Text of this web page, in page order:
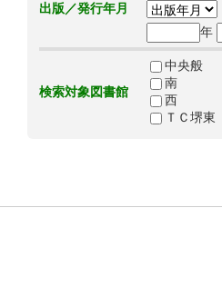
出版／発行年月
年
検索対象図書館
中央般
南
西
ＴＣ堺東